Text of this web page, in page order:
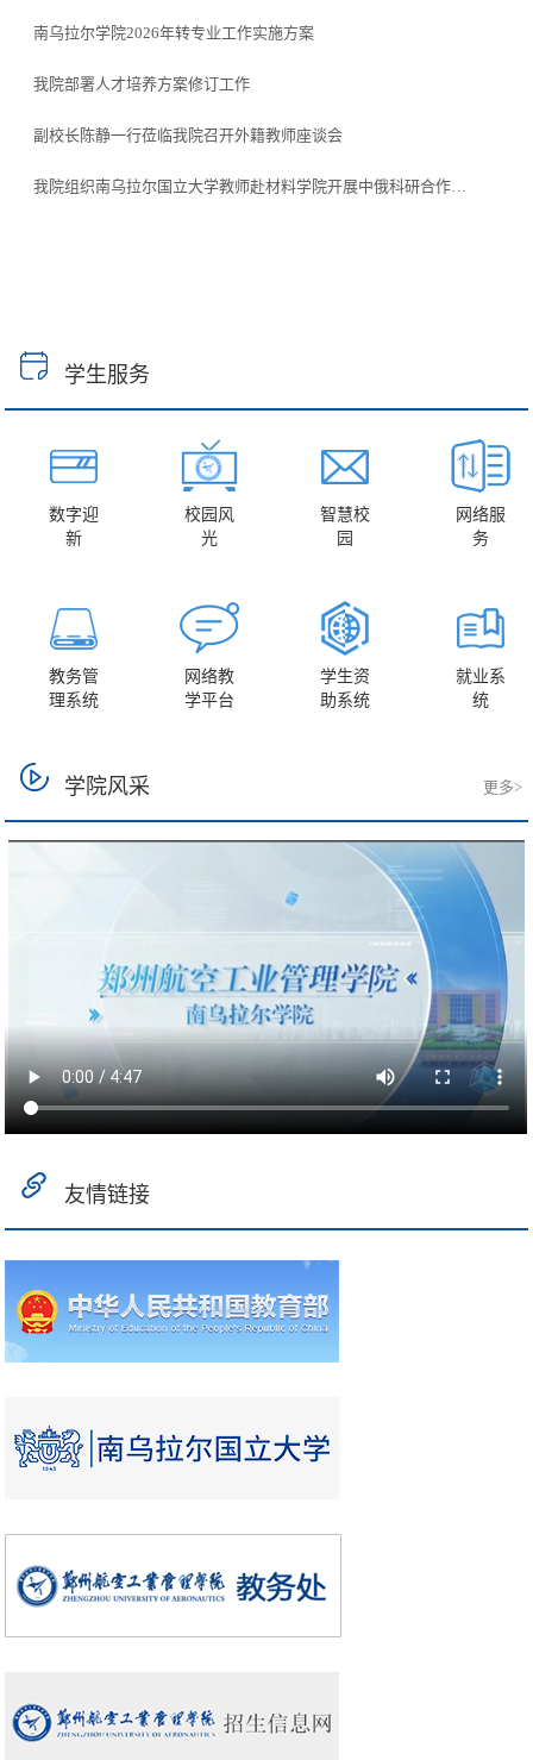
南乌拉尔学院2026年转专业工作实施方案
我院部署人才培养方案修订工作
副校长陈静一行莅临我院召开外籍教师座谈会
我院组织南乌拉尔国立大学教师赴材料学院开展中俄科研合作…
学生服务
数字迎
新
校园风
光
智慧校
园
网络服
务
教务管
理系统
网络教
学平台
学生资
助系统
就业系
统
学院风采 更多>
友情链接